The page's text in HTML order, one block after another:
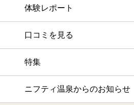
体験レポート
口コミを見る
特集
ニフティ温泉からのお知らせ